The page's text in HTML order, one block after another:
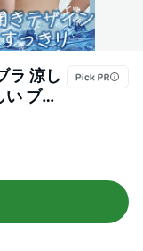
ラ 涼し
ブラ
昼夜兼
ヤレス
ラ ナイ